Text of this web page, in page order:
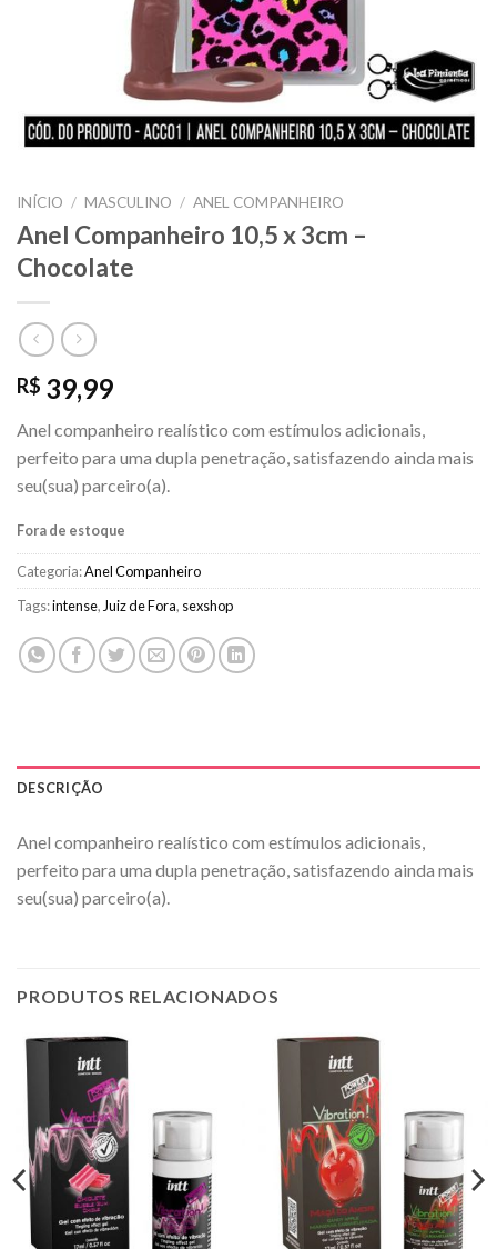
INÍCIO / MASCULINO / ANEL COMPANHEIRO
Anel Companheiro 10,5 x 3cm –
Chocolate
R$ 39,99
Anel companheiro realístico com estímulos adicionais,
perfeito para uma dupla penetração, satisfazendo ainda mais
seu(sua) parceiro(a).
Fora de estoque
Categoria:Anel Companheiro
Tags:intense,Juiz de Fora, sexshop
DESCRIÇÃO
Anel companheiro realístico com estímulos adicionais,
perfeito para uma dupla penetração, satisfazendo ainda mais
seu(sua) parceiro(a).
PRODUTOS RELACIONADOS